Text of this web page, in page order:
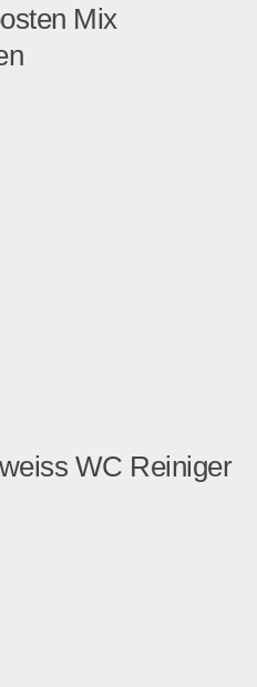
Mix
WC Reiniger